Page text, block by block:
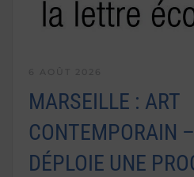
MARSEILLE : ART
CONTEMPORAIN
DÉPLOIE UNE